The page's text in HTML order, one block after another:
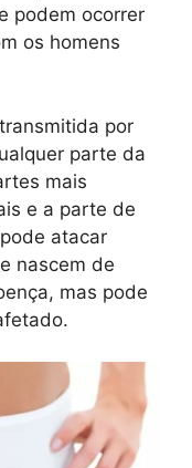
podem ocorrer
os homens
por
parte da
mais
e a parte de
atacar
nascem de
mas pode